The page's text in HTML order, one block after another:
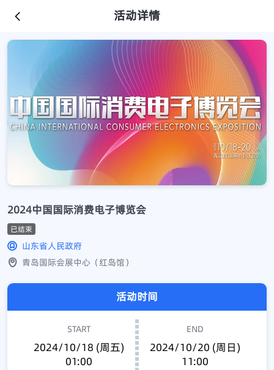
活动详情
2024中国国际消费电子博览会
已结束
山东省人民政府
青岛国际会展中心（红岛馆）
活动时间
START
2024/10/18 (周五)
01:00
END
2024/10/20 (周日)
11:00